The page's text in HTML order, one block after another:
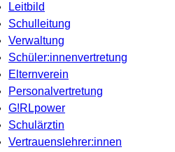
Leitbild
Schulleitung
Verwaltung
Schüler:innenvertretung
Elternverein
Personalvertretung
G!RLpower
Schulärztin
Vertrauenslehrer:innen